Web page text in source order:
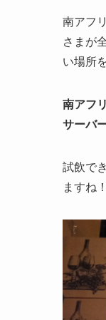
南アフ
さまが
い場所
南アフ
サーバ
試飲で
ますね！